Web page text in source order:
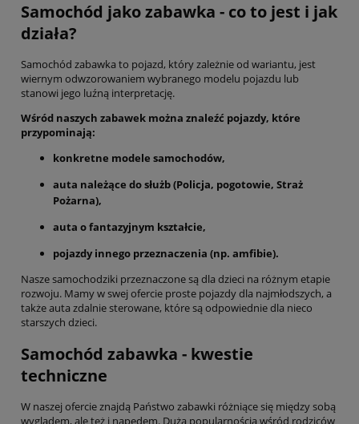
Samochód jako zabawka - co to jest i jak
działa?
Samochód zabawka to pojazd, który zależnie od wariantu, jest
wiernym odwzorowaniem wybranego modelu pojazdu lub
stanowi jego luźną interpretację.
Wśród naszych zabawek można znaleźć pojazdy, które
przypominają:
konkretne modele samochodów,
auta należące do służb (Policja, pogotowie, Straż
Pożarna),
auta o fantazyjnym kształcie,
pojazdy innego przeznaczenia (np. amfibie).
Nasze samochodziki przeznaczone są dla dzieci na różnym etapie
rozwoju. Mamy w swej ofercie proste pojazdy dla najmłodszych, a
także auta zdalnie sterowane, które są odpowiednie dla nieco
starszych dzieci.
Samochód zabawka - kwestie
techniczne
W naszej ofercie znajdą Państwo zabawki różniące się między sobą
wyglądem, ale też i napędem. Dużą popularnością wśród rodziców